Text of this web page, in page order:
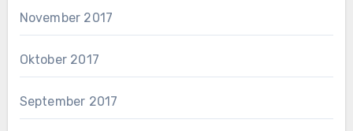
November 2017
Oktober 2017
September 2017